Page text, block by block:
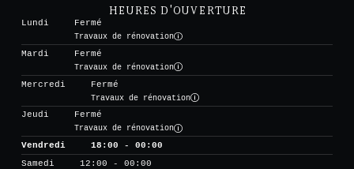
HEURES D'OUVERTURE
Lundi
Fermé
Travaux de rénovation
Mardi
Fermé
Travaux de rénovation
Mercredi
Fermé
Travaux de rénovation
Jeudi
Fermé
Travaux de rénovation
Vendredi
18:00 - 00:00
Samedi
12:00 - 00:00